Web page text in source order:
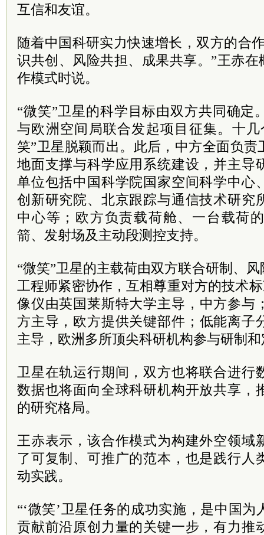
互信和友谊。
随着中国科研实力快速增长，双方的合
识共创、风险共担、成果共享。”王赤在
作模式时说。
“微笑”卫星的科学目标由双方共同确定
与欧洲空间局联合发起项目征集。十
笑”卫星脱颖而出。此后，中方全面负
地面支撑与科学应用系统建设，并主导
单位包括中国科学院国家空间科学中心
创新研究院、北京跟踪与通信技术研究
中心等；欧方负责载荷舱、一台载荷
箭、发射场及主动段测控支持。
“微笑”卫星的主载荷由双方联合研制、
工程师紧密协作，互相尊重对方的技术
像仪由英国莱斯特大学主导，中方参与
方主导，欧方提供关键部件； 低能离子
主导，欧洲多所顶尖科研机构参与研制
卫星在轨运行期间，双方也将联合进行
数据也将面向全球科研机构开放共享，
的研究格局。
王赤表示，该合作模式为构建外空领域
了可复制、可推广的范本，也是践行人
动实践。
“‘微笑’卫星任务的成功实施，是中国
贡献前沿原创力量的关键一步，有力推